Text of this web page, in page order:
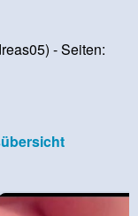
- Seiten: